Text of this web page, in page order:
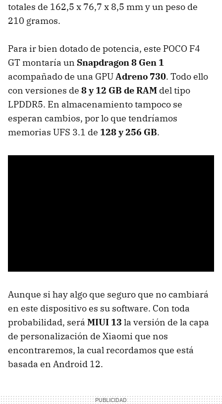
totales de 162,5 x 76,7 x 8,5 mm y un peso de
210 gramos.
Para ir bien dotado de potencia, este POCO F4
GT montaría un Snapdragon 8 Gen 1
acompañado de una GPU Adreno 730. Todo ello
con versiones de 8 y 12 GB de RAM del tipo
LPDDR5. En almacenamiento tampoco se
esperan cambios, por lo que tendríamos
memorias UFS 3.1 de 128 y 256 GB.
Aunque si hay algo que seguro que no cambiará
en este dispositivo es su software. Con toda
probabilidad, será MIUI 13 la versión de la capa
de personalización de Xiaomi que nos
encontraremos, la cual recordamos que está
basada en Android 12.